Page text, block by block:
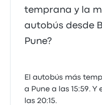
temprana y la
autobús desde
Pune?
El autobús más
a Pune a las 15:59.
las 20:15.